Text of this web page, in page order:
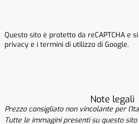
Questo sito è protetto da reCAPTCHA e
privacy e i termini di utilizzo di Google.
Note legali
Prezzo consigliato non vincolante per
Tutte le immagini presenti su questo